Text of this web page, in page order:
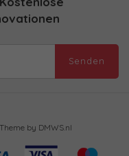
Senden
by DMWS.nl